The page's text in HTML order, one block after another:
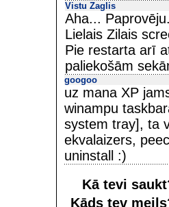
Vistu Zaglis
Aha...
Lielais Zilais
Pie restarta arī
paliekošām
googoo
uz mana XP
winampu
system tray], ta
ekvalaizers,
uninstall :)
Kā tevi
Kāds tev